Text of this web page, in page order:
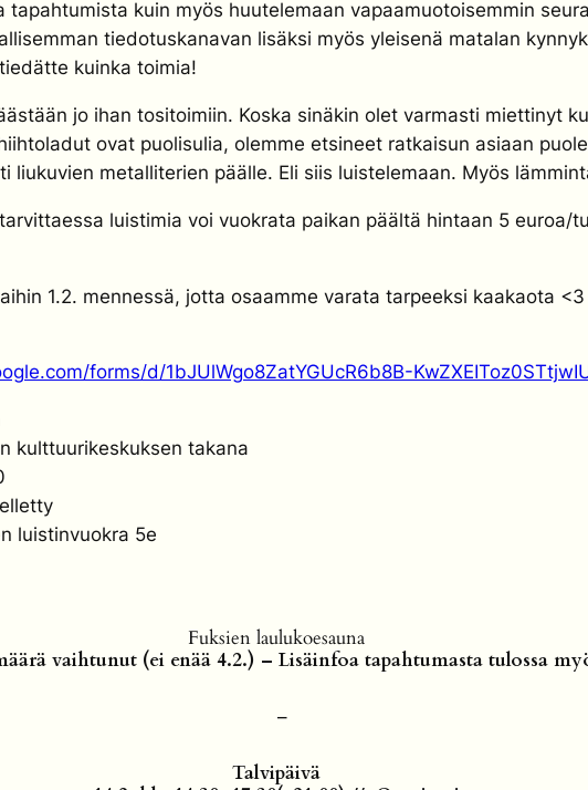
kuin myös huutelemaan vapaamuotoisemmin
tiedotuskanavan lisäksi myös yleisenä matalan
kuinka toimia!
jo ihan tositoimiin. Koska sinäkin olet varmasti miettinyt
ovat puolisulia, olemme etsineet ratkaisun asiaan
liukuvien metalliterien päälle. Eli siis luistelemaan. Myös
luistimia voi vuokrata paikan päältä hintaan 5 euroa/
1.2. mennessä, jotta osaamme varata tarpeeksi kaakaota <3
forms/d/1bJUlWgo8ZatYGUcR6b8B-
kulttuurikeskuksen takana
luistinvuokra 5e
Fuksien laulukoesauna
vaihtunut (ei enää 4.2.) – Lisäinfoa tapahtumasta tulossa
–
Talvipäivä